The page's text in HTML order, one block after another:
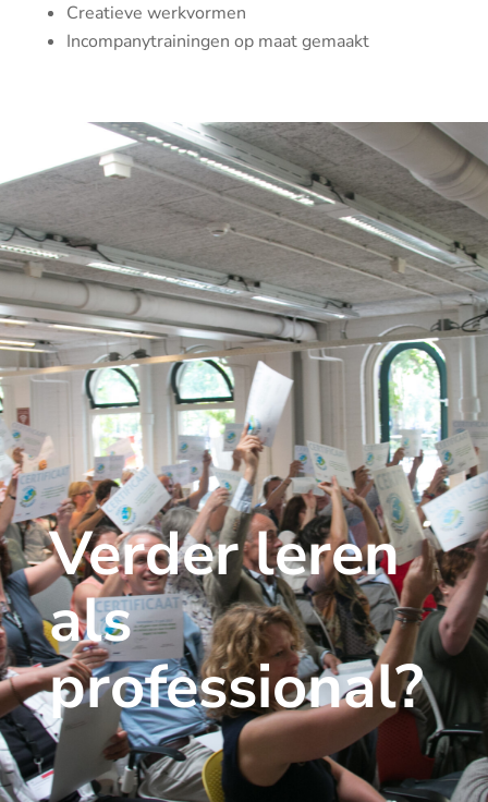
Creatieve werkvormen
Incompanytrainingen op maat gemaakt
Verder leren
als
professional?